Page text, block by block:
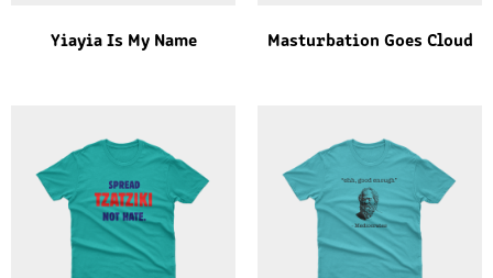
Yiayia Is My Name Masturbation Goes Cloud